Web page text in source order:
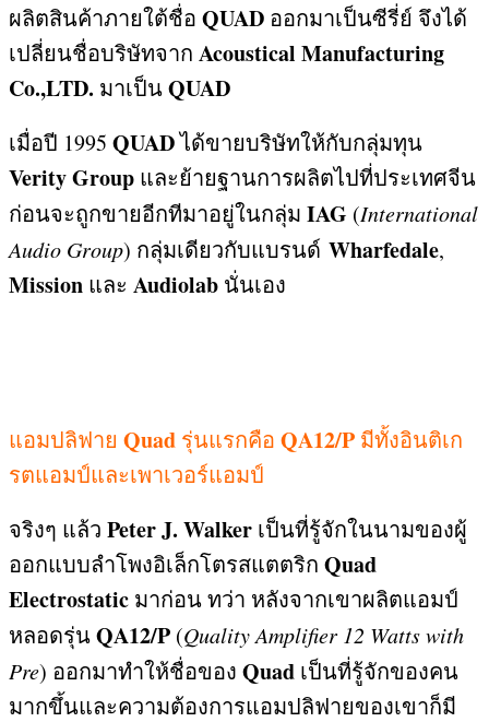
ผลิตสินค้าภายใต้ชื่อ QUAD ออกมาเป็นซีรี่ย์ จึงได้
เปลี่ยนชื่อบริษัทจาก Acoustical Manufacturing
Co.,LTD. มาเป็นQUAD
เมื่อปี 1995 QUADได้ขายบริษัทให้กับกลุ่มทุน
Verity Group และย้ายฐานการผลิตไปที่ประเทศจีน
ก่อนจะถูกขายอีกทีมาอยู่ในกลุ่ม IAG (International
Audio Group) กลุ่มเดียวกับแบรนด์ Wharfedale,
Mission และ Audiolab นั่นเอง
แอมปลิฟาย Quad รุ่นแรกคือ QA12/P มีทั้งอินติเก
รตแอมป์และเพาเวอร์แอมป์
จริงๆ แล้ว Peter J. Walker เป็นที่รู้จักในนามของผู้
ออกแบบลำโพงอิเล็กโตรสแตตริก Quad
Electrostatic มาก่อน ทว่า หลังจากเขาผลิตแอมป์
หลอดรุ่นQA12/P (Quality Amplifier 12 Watts with
Pre) ออกมาทำให้ชื่อของ Quad เป็นที่รู้จักของคน
มากขึ้นและความต้องการแอมปลิฟายของเขาก็มี